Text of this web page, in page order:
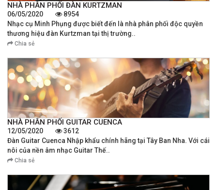
NHÀ PHÂN PHỐI ĐÀN KURTZMAN
06/05/2020
8954
Nhạc cụ Minh Phụng được biết đến là nhà phân phối độc quyền
thương hiệu đàn Kurtzman tại thị trường..
Chia sẻ
NHÀ PHÂN PHỐI GUITAR CUENCA
12/05/2020
3612
Đàn Guitar Cuenca Nhập khẩu chính hãng tại Tây Ban Nha. Với cái
nôi của nền âm nhạc Guitar Thế..
Chia sẻ